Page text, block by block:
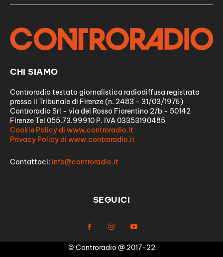
CHI SIAMO
Controradio testata giornalistica radiodiffusa registrata
presso il Tribunale di Firenze (n. 2483 - 31/03/1976)
Controradio Srl - via del Rosso Fiorentino 2/b - 50142
Firenze Tel 055.73.99910 P. IVA 03353190485
Cookie Policy di www.controradio.it
Privacy Policy di www.controradio.it
Contattaci: info@controradio.it
SEGUICI
© Controradio @ 2017-22